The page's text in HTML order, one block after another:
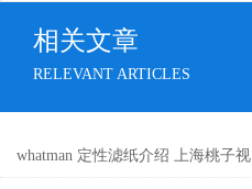
相关文章
RELEVANT ARTICLES
whatman 定性滤纸介绍 上海桃子视